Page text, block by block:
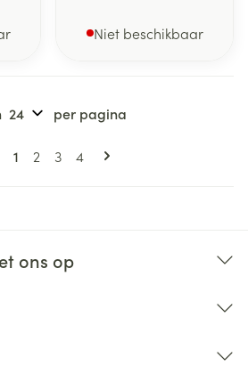
Niet beschikbaar
Pagina's
U lees momenteel pagina
1 Pagina
2 Pagina
3 Pagina
4
per pagina
ons op